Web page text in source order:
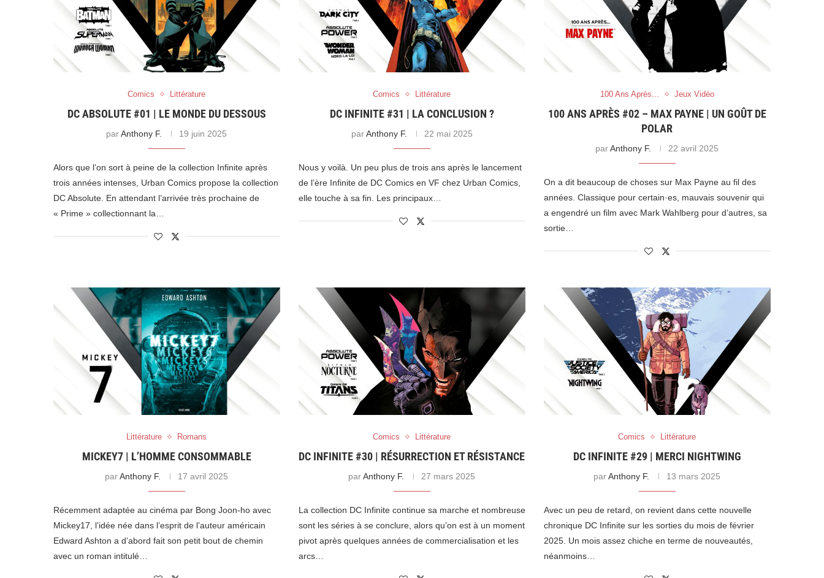
Comics Littérature
DC ABSOLUTE #01 | LE MONDE DU DESSOUS
parAnthony F. 19 juin 2025
Alors que l’on sort à peine de la collection Infinite après
trois années intenses, Urban Comics propose la collection
DC Absolute. En attendant l’arrivée très prochaine de
« Prime » collectionnant la…
Comics Littérature
DC INFINITE #31 | LA CONCLUSION ?
parAnthony F. 22 mai 2025
Nous y voilà. Un peu plus de trois ans après le lancement
de l’ère Infinite de DC Comics en VF chez Urban Comics,
elle touche à sa fin. Les principaux…
100 Ans Après... Jeux Vidéo
100 ANS APRÈS #02 – MAX PAYNE | UN GOÛT DE
POLAR
parAnthony F. 22 avril 2025
On a dit beaucoup de choses sur Max Payne au fil des
années. Classique pour certain·es, mauvais souvenir qui
a engendré un film avec Mark Wahlberg pour d’autres, sa
sortie…
Littérature Romans
MICKEY7 | L’HOMME CONSOMMABLE
parAnthony F. 17 avril 2025
Récemment adaptée au cinéma par Bong Joon-ho avec
Mickey17, l’idée née dans l’esprit de l’auteur américain
Edward Ashton a d’abord fait son petit bout de chemin
avec un roman intitulé…
Comics Littérature
DC INFINITE #30 | RÉSURRECTION ET RÉSISTANCE
parAnthony F. 27 mars 2025
La collection DC Infinite continue sa marche et nombreuse
sont les séries à se conclure, alors qu’on est à un moment
pivot après quelques années de commercialisation et les
arcs…
Comics Littérature
DC INFINITE #29 | MERCI NIGHTWING
parAnthony F. 13 mars 2025
Avec un peu de retard, on revient dans cette nouvelle
chronique DC Infinite sur les sorties du mois de février
2025. Un mois assez chiche en terme de nouveautés,
néanmoins…